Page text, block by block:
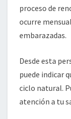
proceso de
ocurre
embarazadas.
Desde esta
puede indicar
ciclo natural.
atención a tu